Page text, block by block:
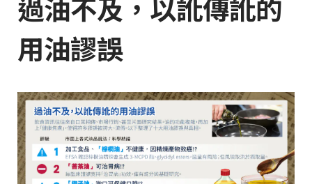
用油謬誤